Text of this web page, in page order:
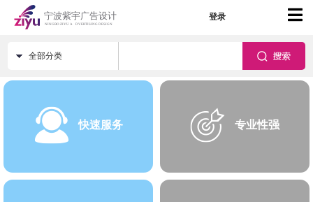
登录
全部分类
快速服务 专业性强